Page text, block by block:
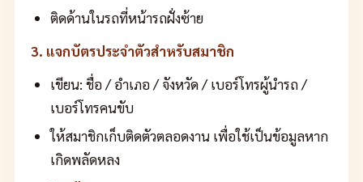
ติดด้านในรถที่หน้ารถฝั่งซ้าย
3. แจกบัตรประจำตัวสำหรับสมาชิก
เขียน: ชื่อ / อำเภอ / จังหวัด / เบอร์โทรผู้นำรถ /
เบอร์โทรคนขับ
ให้สมาชิกเก็บติดตัวตลอดงาน เพื่อใช้เป็นข้อมูลหาก
เกิดพลัดหลง